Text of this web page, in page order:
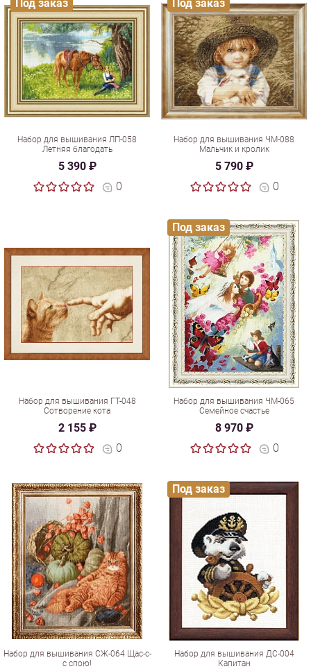
Набор для вышивания ЛП-058
Летняя благодать
5 390 ₽
0
Под заказ
Набор для вышивания ЧМ-088
Мальчик и кролик
5 790 ₽
0
Под заказ
Набор для вышивания ГТ-048
Сотворение кота
2 155 ₽
0
Набор для вышивания ЧМ-065
Семейное счастье
8 970 ₽
0
Под заказ
Набор для вышивания СЖ-064 Щас-с-
с спою!
Набор для вышивания ДС-004
Капитан
Под заказ